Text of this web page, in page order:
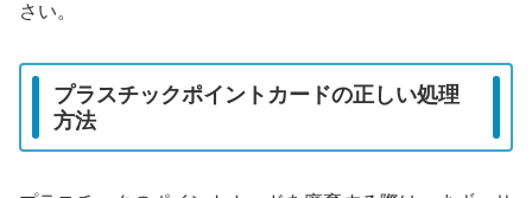
さい。
プラスチックポイントカードの正しい処理
方法